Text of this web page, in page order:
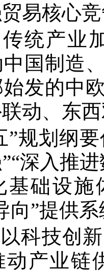
易核心
统产业
国制造
发的中
联动、东
”规划纲
深入推
基础设施
向”提供
科技创
动产业链